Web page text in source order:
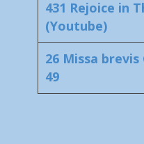
431 Rejoice in
(Youtube)
26 Missa
49